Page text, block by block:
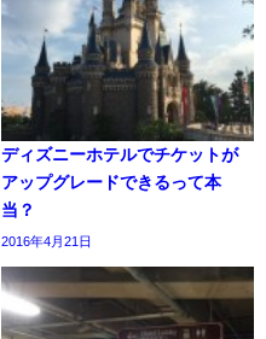
ディズニーホテルでチケットが
アップグレードできるって本
当？
2016年4月21日